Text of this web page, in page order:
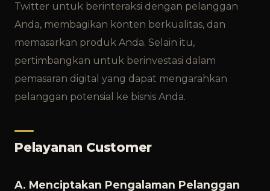
Twitter untuk berinteraksi dengan pelanggan
Anda, membagikan konten berkualitas, dan
memasarkan produk Anda. Selain itu,
pertimbangkan untuk berinvestasi dalam
pemasaran digital yang dapat mengarahkan
pelanggan potensial ke bisnis Anda.
Pelayanan Customer
A. Menciptakan Pengalaman Pelanggan